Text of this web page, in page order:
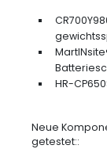
HR-
Neue
getestet::